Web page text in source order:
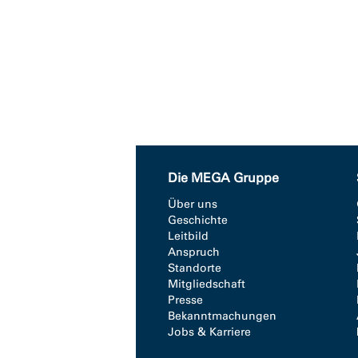
Die MEGA Gruppe
Über uns
Geschichte
Leitbild
Anspruch
Standorte
Mitgliedschaft
Presse
Bekanntmachungen
Jobs & Karriere